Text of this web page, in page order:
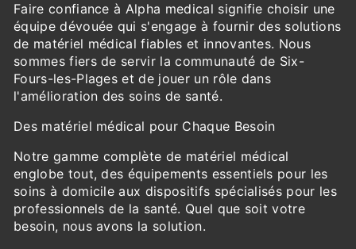
Faire confiance à Alpha medical signifie choisir une
équipe dévouée qui s'engage à fournir des solutions
de matériel médical fiables et innovantes. Nous
sommes fiers de servir la communauté de Six-
Fours-les-Plages et de jouer un rôle dans
l'amélioration des soins de santé.
Des matériel médical pour Chaque Besoin
Notre gamme complète de matériel médical
englobe tout, des équipements essentiels pour les
soins à domicile aux dispositifs spécialisés pour les
professionnels de la santé. Quel que soit votre
besoin, nous avons la solution.